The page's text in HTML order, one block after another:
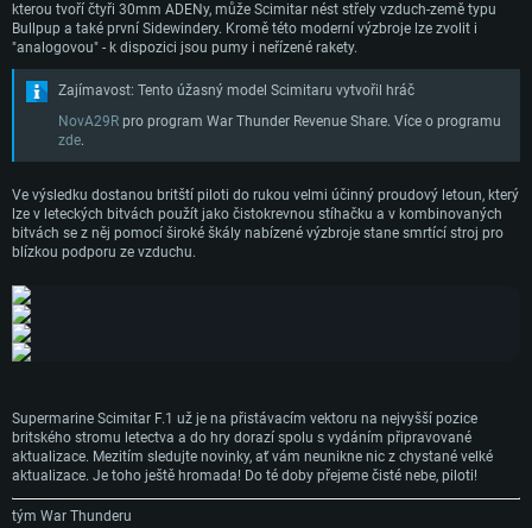
SYSTÉMOVÉ POŽADAVKY
kterou tvoří čtyři 30mm ADENy, může Scimitar nést střely vzduch-země typu
Bullpup a také první Sidewindery. Kromě této moderní výzbroje lze zvolit i
"analogovou" - k dispozici jsou pumy i neřízené rakety.
Zajímavost: Tento úžasný model Scimitaru vytvořil hráč
NovA29R pro program War Thunder Revenue Share. Více o programu
zde.
Ve výsledku dostanou britští piloti do rukou velmi účinný proudový letoun, který
lze v leteckých bitvách použít jako čistokrevnou stíhačku a v kombinovaných
bitvách se z něj pomocí široké škály nabízené výzbroje stane smrtící stroj pro
blízkou podporu ze vzduchu.
Supermarine Scimitar F.1 už je na přistávacím vektoru na nejvyšší pozice
britského stromu letectva a do hry dorazí spolu s vydáním připravované
aktualizace. Mezitím sledujte novinky, ať vám neunikne nic z chystané velké
aktualizace. Je toho ještě hromada! Do té doby přejeme čisté nebe, piloti!
tým War Thunderu